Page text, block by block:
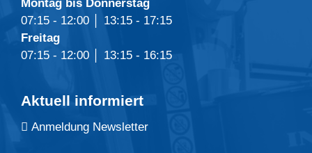
Montag bis Donnerstag
07:15 - 12:00 │ 13:15 - 17:15
Freitag
07:15 - 12:00 │ 13:15 - 16:15
Aktuell informiert
Anmeldung Newsletter